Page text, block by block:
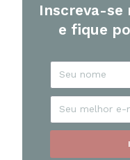
Inscreva-se
e fique